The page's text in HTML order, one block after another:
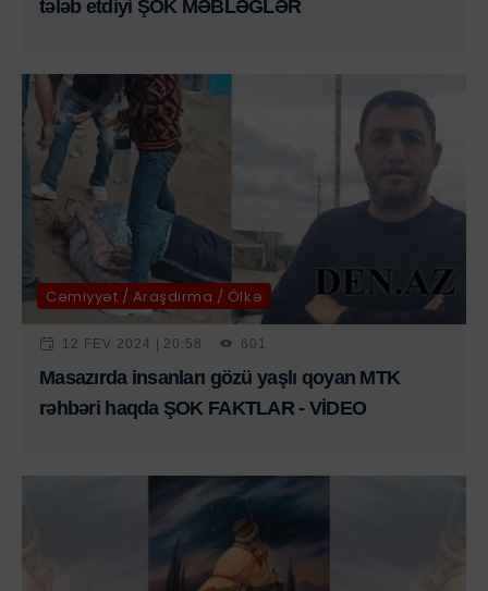
tələb etdiyi ŞOK MƏBLƏĞLƏR
Cəmiyyət / Araşdırma / Ölkə
12 FEV 2024 | 20:58 601
Masazırda insanları gözü yaşlı qoyan MTK
rəhbəri haqda ŞOK FAKTLAR - VİDEO